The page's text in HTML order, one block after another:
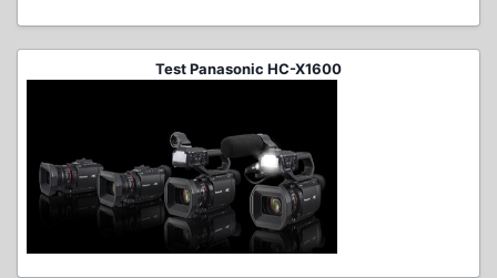
Test Panasonic HC-X1600